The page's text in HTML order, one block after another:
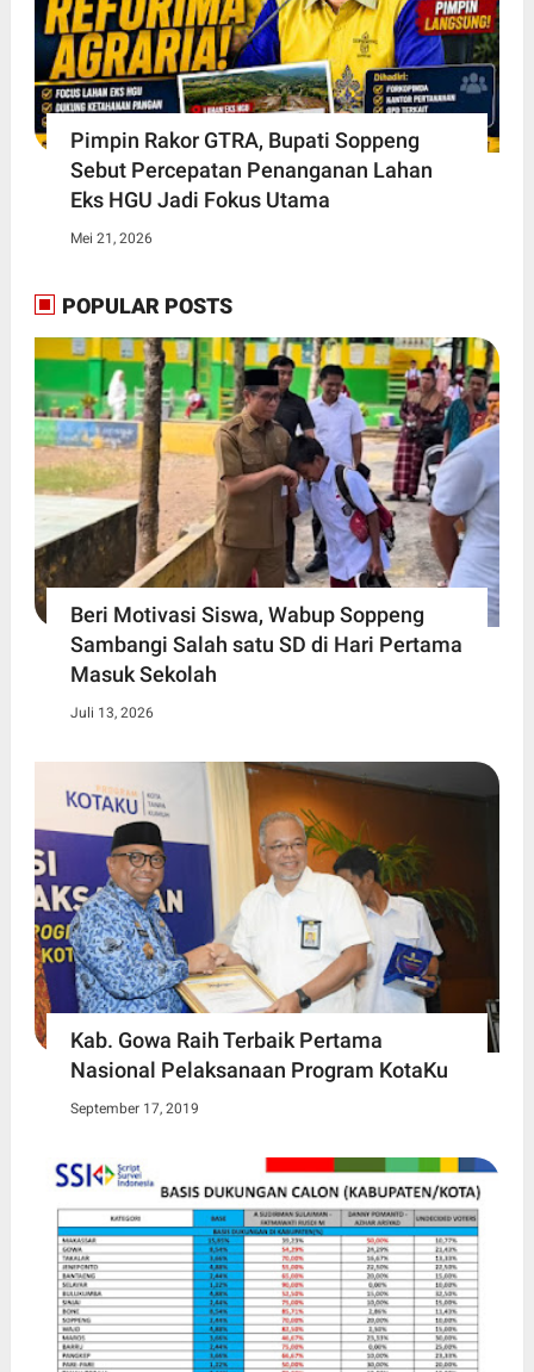
Pimpin Rakor GTRA, Bupati Soppeng
Sebut Percepatan Penanganan Lahan
Eks HGU Jadi Fokus Utama
Mei 21, 2026
POPULAR POSTS
Beri Motivasi Siswa, Wabup Soppeng
Sambangi Salah satu SD di Hari Pertama
Masuk Sekolah
Juli 13, 2026
Kab. Gowa Raih Terbaik Pertama
Nasional Pelaksanaan Program KotaKu
September 17, 2019